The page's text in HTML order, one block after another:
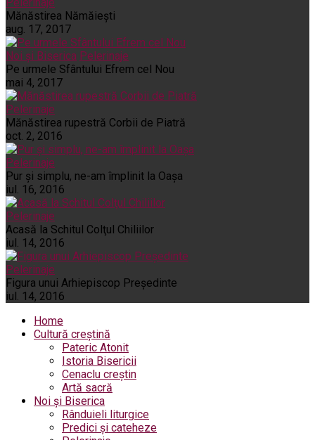
Mănăstirea Nămăiești
aug. 17, 2017
Noi și Biserica Pelerinaje
Pe urmele Sfântului Efrem cel Nou
mai 4, 2017
Pelerinaje
Mănăstirea rupestră Corbii de Piatră
oct. 2, 2016
Pelerinaje
Pur şi simplu, ne-am împlinit la Oaşa
iul. 16, 2016
Pelerinaje
Acasă la Schitul Colţul Chiliilor
iul. 14, 2016
Pelerinaje
Figura unui Arhiepiscop Preşedinte
iul. 14, 2016
Home
Cultură creștină
Pateric Atonit
Istoria Bisericii
Cenaclu creștin
Artă sacră
Noi și Biserica
Rânduieli liturgice
Predici și cateheze